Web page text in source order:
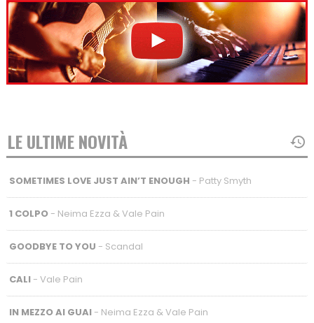
LE ULTIME NOVITÀ
SOMETIMES LOVE JUST AIN’T ENOUGH - Patty Smyth
1 COLPO- Neima Ezza & Vale Pain
GOODBYE TO YOU - Scandal
CALI- Vale Pain
IN MEZZO AI GUAI- Neima Ezza & Vale Pain